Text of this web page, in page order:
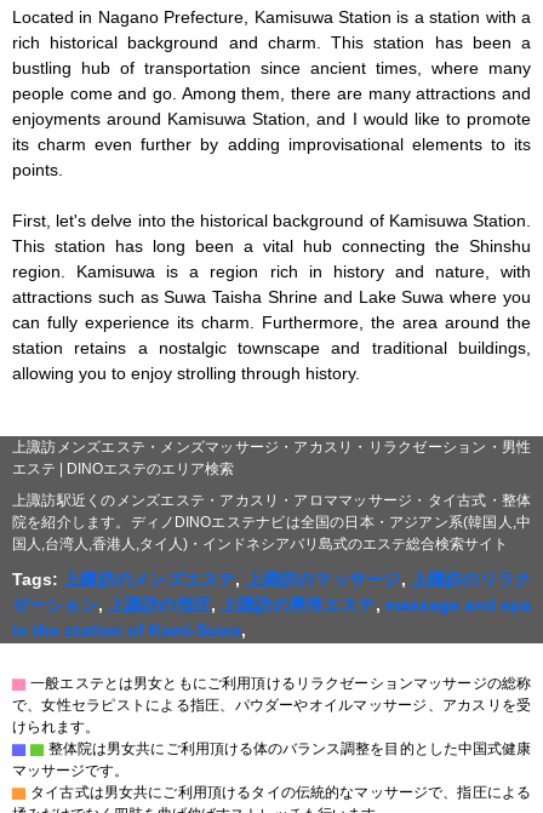
Located in Nagano Prefecture, Kamisuwa Station is a station with a
rich historical background and charm. This station has been a
bustling hub of transportation since ancient times, where many
people come and go. Among them, there are many attractions and
enjoyments around Kamisuwa Station, and I would like to promote
its charm even further by adding improvisational elements to its
points.
First, let's delve into the historical background of Kamisuwa Station.
This station has long been a vital hub connecting the Shinshu
region. Kamisuwa is a region rich in history and nature, with
attractions such as Suwa Taisha Shrine and Lake Suwa where you
can fully experience its charm. Furthermore, the area around the
station retains a nostalgic townscape and traditional buildings,
allowing you to enjoy strolling through history.
上諏訪メンズエステ・メンズマッサージ・アカスリ・リラクゼーション・男性
エステ | DINOエステのエリア検索
上諏訪駅近くのメンズエステ・アカスリ・アロママッサージ・タイ古式・整体
院を紹介します。ディノDINOエステナビは全国の日本・アジアン系(韓国人,中
国人,台湾人,香港人,タイ人)・インドネシアバリ島式のエステ総合検索サイト
Tags: 上諏訪のメンズエステ, 上諏訪のマッサージ,
上諏訪のリラク
ゼーション, 上諏訪の指圧, 上諏訪の男性エステ, massage and spa
in the station of Kami-Suwa,
▇ 一般エステとは男女ともにご利用頂けるリラクゼーションマッサージの総称
で、女性セラピストによる指圧、パウダーやオイルマッサージ、アカスリを受
けられます。
▇ ▇ 整体院は男女共にご利用頂ける体のバランス調整を目的とした中国式健康
マッサージです。
▇ タイ古式は男女共にご利用頂けるタイの伝統的なマッサージで、指圧による